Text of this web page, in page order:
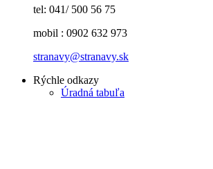
tel: 041/ 500 56 75
mobil : 0902 632 973
stranavy@stranavy.sk
Rýchle odkazy
Úradná tabuľa